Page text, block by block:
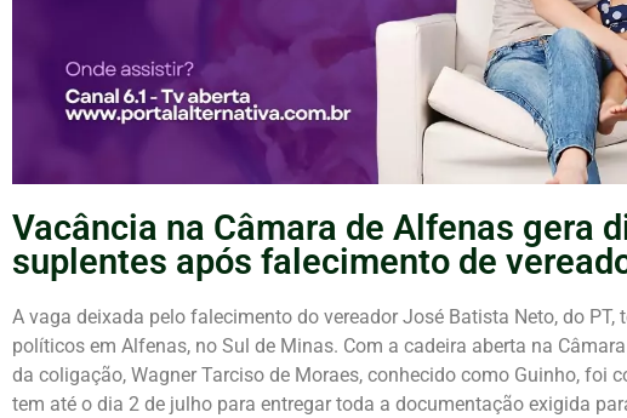
Vacância na Câmara de Alfenas gera
suplentes após falecimento de
A vaga deixada pelo falecimento do vereador José Batista Neto, do
políticos em Alfenas, no Sul de Minas. Com a cadeira aberta na
da coligação, Wagner Tarciso de Moraes, conhecido como Guinho, foi
tem até o dia 2 de julho para entregar toda a documentação exigida